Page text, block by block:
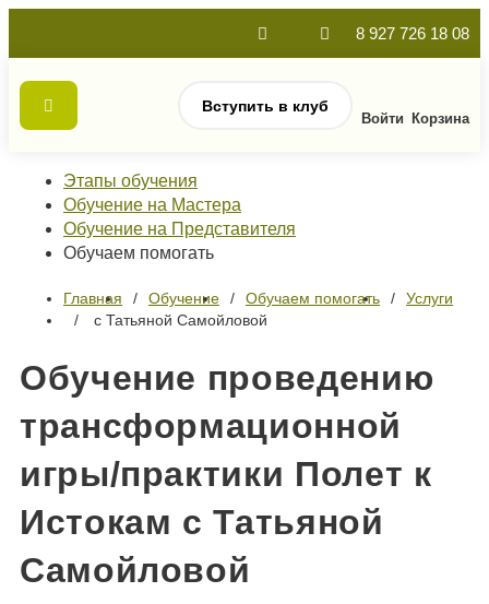
8 927 726 18 08
Вступить в клуб
Войти Корзина
Этапы обучения
Обучение на Мастера
Обучение на Представителя
Обучаем помогать
Главная Обучение Обучаем помогать
Услуги
с Татьяной Самойловой
Обучение проведению
трансформационной
игры/практики Полет к
Истокам с Татьяной
Самойловой